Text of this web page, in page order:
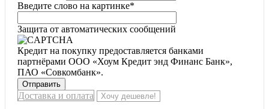
Введите слово на картинке*
Защита от автоматических сообщений
Кредит на покупку предоставляется банками
партнёрами ООО «Хоум Кредит энд Финанс Банк»,
ПАО «Совкомбанк».
Доставка и оплата Хочу дешевле!